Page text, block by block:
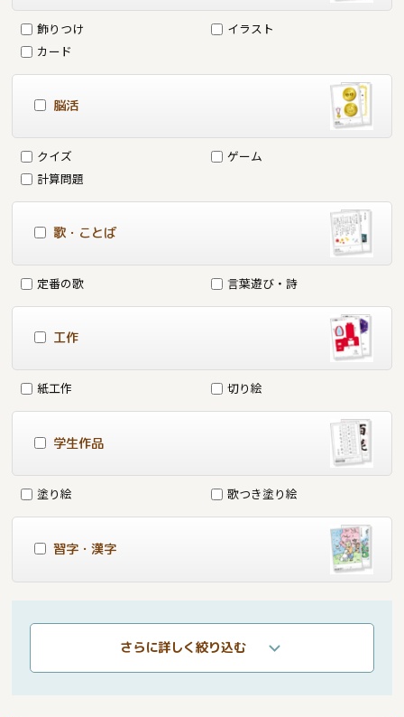
飾りつけ
イラスト
カード
脳活
クイズ
ゲーム
計算問題
歌・ことば
定番の歌 言葉遊び・詩
工作
紙工作 切り絵
学生作品
塗り絵 歌つき塗り絵
習字・漢字
さらに詳しく絞り込む